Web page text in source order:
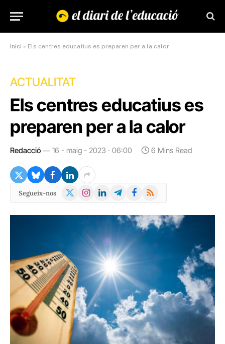
Inici » Els centres educatius es preparen per a la calor
ACTUALITAT
Els centres educatius es
preparen per a la calor
Redacció 16 - maig - 2023 · 06:00 6 Mins Read
Segueix-nos
X
Instagram
LinkedInTelegramFacebook
RSS